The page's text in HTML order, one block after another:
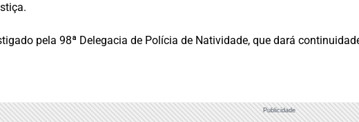
pela 98ª Delegacia de Polícia de Natividade, que dará
Publicidade